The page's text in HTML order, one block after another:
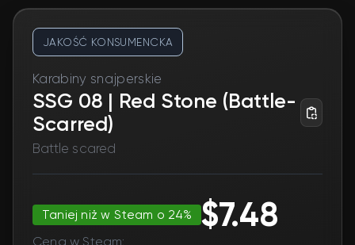
JAKOŚĆ KONSUMENCKA
Karabiny snajperskie
SSG 08 | Red Stone (Battle-
Scarred)
Battle scared
Taniej niż w Steam o 24% $7.48
Cena w Steam: